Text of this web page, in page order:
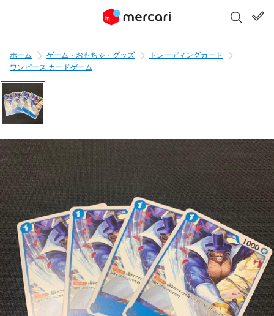
ホーム ゲーム・おもちゃ・グッズ
トレーディングカード
ワンピース カードゲーム